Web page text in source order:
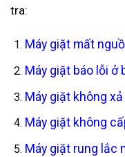
tra:
Máy giặt mất
Máy giặt báo lỗi ở
Máy giặt không
Máy giặt không
Máy giặt rung lắc